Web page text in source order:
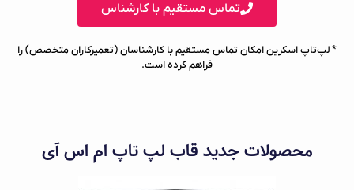
تماس مستقیم با کارشناس
* لپ‌تاپ اسکرین امکان تماس مستقیم با کارشناسان (تعمیرکاران متخصص) را
فراهم کرده است.
محصولات جدید قاب لپ تاپ ام اس آی